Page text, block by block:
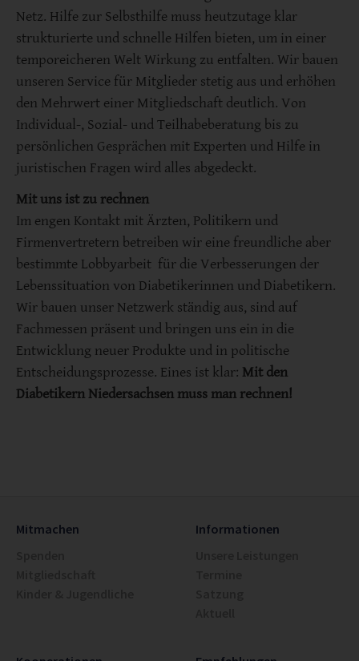
Netz. Hilfe zur Selbsthilfe muss heutzutage klar
strukturierte und schnelle Hilfen bieten, um in einer
temporeicheren Welt Wirkung zu entfalten. Wir bauen
unseren Service für Mitglieder stetig aus und erhöhen
den Mehrwert einer Mitgliedschaft deutlich. Von
Individual-, Sozial- und Teilhabeberatung bis zu
persönlichen Gesprächen mit Experten und Hilfe in
juristischen Fragen wird alles abgedeckt.
Mit uns ist zu rechnen
Im engen Kontakt mit Ärzten, Politikern und
Firmenvertretern betreiben wir eine freundliche aber
bestimmte Lobbyarbeit für die Verbesserungen der
Lebenssituation von Diabetikerinnen und Diabetikern.
Wir bauen unser Netzwerk ständig aus, sind auf
Fachmessen präsent und bringen uns ein in die
Entwicklung neuer Produkte und in politische
Entscheidungsprozesse. Eines ist klar: Mit den
Diabetikern Niedersachsen muss man rechnen!
Mitmachen
Informationen